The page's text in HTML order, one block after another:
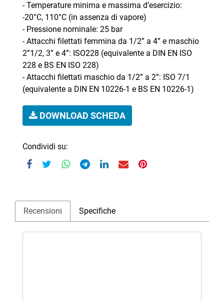
- Temperature minima e massima d’esercizio:
-20°C, 110°C (in assenza di vapore)
- Pressione nominale: 25 bar
- Attacchi filettati femmina da 1/2” a 4” e maschio
2”1/2, 3” e 4”: ISO228 (equivalente a DIN EN ISO
228 e BS EN ISO 228)
- Attacchi filettati maschio da 1/2” a 2”: ISO 7/1
(equivalente a DIN EN 10226-1 e BS EN 10226-1)
DOWNLOAD SCHEDA
Condividi su:
Recensioni Specifiche